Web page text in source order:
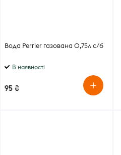
Вода Perrier газована 0,75л с/б
В наявності
95 ₴